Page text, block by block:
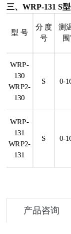
三、WRP-131 S
型 号
分 度
号
测
WRP-
130
WRP2-
130
S 0-
WRP-
131
WRP2-
131
S 0-
产品咨询